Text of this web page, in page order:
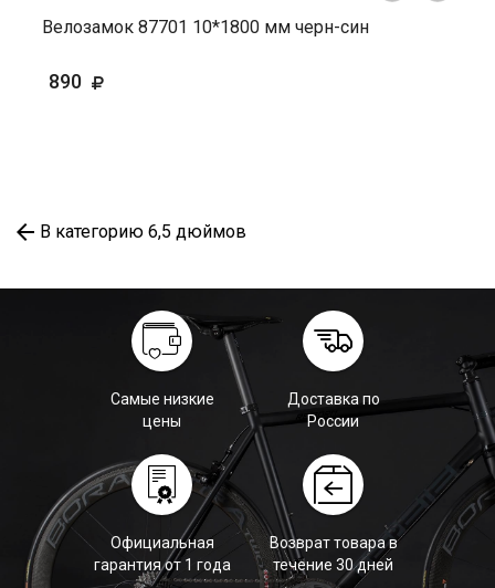
Велозамок 87701 10*1800 мм черн-син
890
В категорию 6,5 дюймов
Самые низкие
цены
Доставка по
России
Официальная
гарантия от 1 года
Возврат товара в
течение 30 дней